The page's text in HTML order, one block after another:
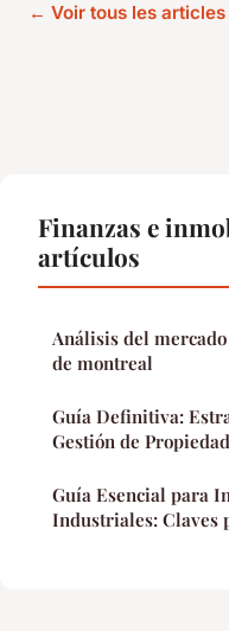
← Voir tous les
Finanzas e
artículos
Análisis del
de montreal
Guía Definitiva:
Gestión de
Guía Esencial para
Industriales: Claves